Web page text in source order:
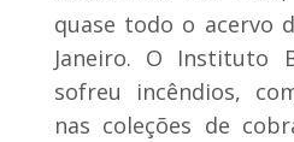
quase todo o acervo
Janeiro. O Instituto
sofreu incêndios,
nas coleções de